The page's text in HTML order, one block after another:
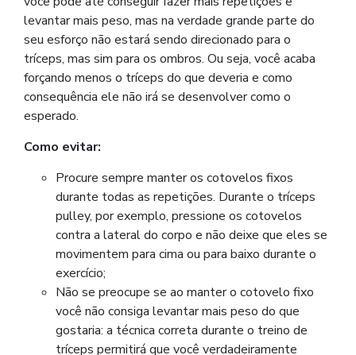
levantar mais peso, mas na verdade grande parte do
seu esforço não estará sendo direcionado para o
tríceps, mas sim para os ombros. Ou seja, você acaba
forçando menos o tríceps do que deveria e como
consequência ele não irá se desenvolver como o
esperado.
Como evitar:
Procure sempre manter os cotovelos fixos
durante todas as repetições. Durante o tríceps
pulley, por exemplo, pressione os cotovelos
contra a lateral do corpo e não deixe que eles se
movimentem para cima ou para baixo durante o
exercício;
Não se preocupe se ao manter o cotovelo fixo
você não consiga levantar mais peso do que
gostaria: a técnica correta durante o treino de
tríceps permitirá que você verdadeiramente